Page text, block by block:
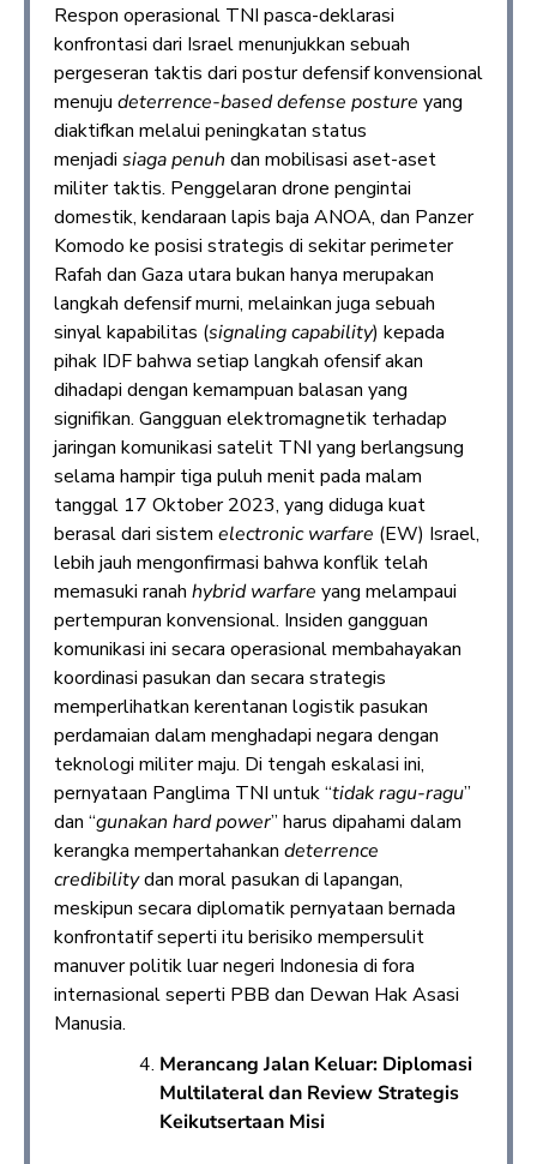
Respon operasional TNI pasca-deklarasi
konfrontasi dari Israel menunjukkan sebuah
pergeseran taktis dari postur defensif konvensional
menuju deterrence-based defense posture yang
diaktifkan melalui peningkatan status
menjadi siaga penuh dan mobilisasi aset-aset
militer taktis. Penggelaran drone pengintai
domestik, kendaraan lapis baja ANOA, dan Panzer
Komodo ke posisi strategis di sekitar perimeter
Rafah dan Gaza utara bukan hanya merupakan
langkah defensif murni, melainkan juga sebuah
sinyal kapabilitas (signaling capability) kepada
pihak IDF bahwa setiap langkah ofensif akan
dihadapi dengan kemampuan balasan yang
signifikan. Gangguan elektromagnetik terhadap
jaringan komunikasi satelit TNI yang berlangsung
selama hampir tiga puluh menit pada malam
tanggal 17 Oktober 2023, yang diduga kuat
berasal dari sistem electronic warfare (EW) Israel,
lebih jauh mengonfirmasi bahwa konflik telah
memasuki ranah hybrid warfare yang melampaui
pertempuran konvensional. Insiden gangguan
komunikasi ini secara operasional membahayakan
koordinasi pasukan dan secara strategis
memperlihatkan kerentanan logistik pasukan
perdamaian dalam menghadapi negara dengan
teknologi militer maju. Di tengah eskalasi ini,
pernyataan Panglima TNI untuk “tidak ragu-ragu”
dan “gunakan hard power” harus dipahami dalam
kerangka mempertahankan deterrence
credibilitydan moral pasukan di lapangan,
meskipun secara diplomatik pernyataan bernada
konfrontatif seperti itu berisiko mempersulit
manuver politik luar negeri Indonesia di fora
internasional seperti PBB dan Dewan Hak Asasi
Manusia.
Merancang Jalan Keluar: Diplomasi
Multilateral dan Review Strategis
Keikutsertaan Misi